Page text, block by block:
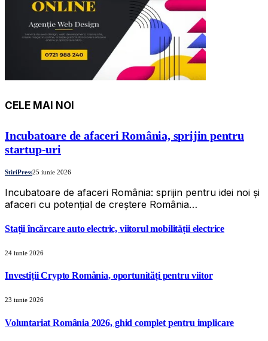
CELE MAI NOI
Incubatoare de afaceri România, sprijin pentru
startup-uri
StiriPress25 iunie 2026
Incubatoare de afaceri România: sprijin pentru idei noi și
afaceri cu potențial de creștere România…
Stații încărcare auto electric, viitorul mobilității electrice
24 iunie 2026
Investiții Crypto România, oportunități pentru viitor
23 iunie 2026
Voluntariat România 2026, ghid complet pentru implicare